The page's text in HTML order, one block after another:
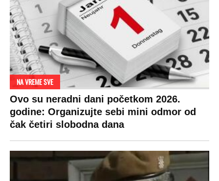
NA VREME SVE
Ovo su neradni dani početkom 2026.
godine: Organizujte sebi mini odmor od
čak četiri slobodna dana